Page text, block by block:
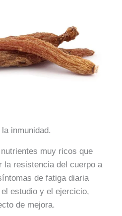
inmunidad.
muy ricos que
la resistencia del cuerpo a
de fatiga diaria
estudio y el ejercicio,
de mejora.